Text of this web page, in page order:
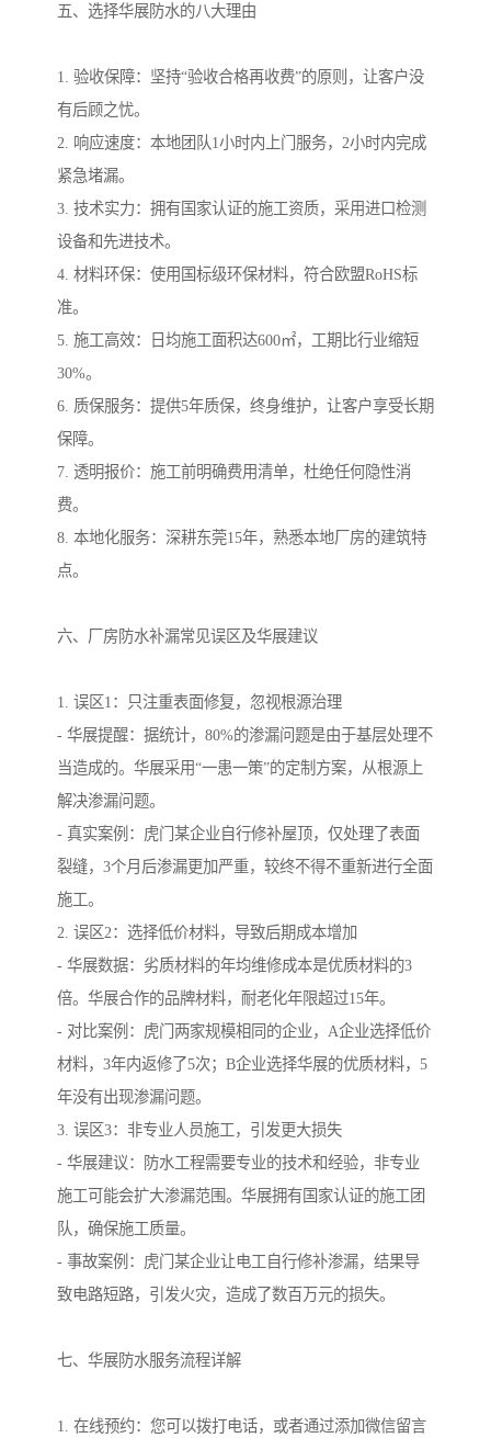
五、选择华展防水的八大理由
1. 验收保障：坚持“验收合格再收费”的原则，让客户没
有后顾之忧。
2. 响应速度：本地团队1小时内上门服务，2小时内完成
紧急堵漏。
3. 技术实力：拥有国家认证的施工资质，采用进口检测
设备和先进技术。
4. 材料环保：使用国标级环保材料，符合欧盟RoHS标
准。
5. 施工高效：日均施工面积达600㎡，工期比行业缩短
30%。
6. 质保服务：提供5年质保，终身维护，让客户享受长期
保障。
7. 透明报价：施工前明确费用清单，杜绝任何隐性消
费。
8. 本地化服务：深耕东莞15年，熟悉本地厂房的建筑特
点。
六、厂房防水补漏常见误区及华展建议
1. 误区1：只注重表面修复，忽视根源治理
- 华展提醒：据统计，80%的渗漏问题是由于基层处理不
当造成的。华展采用“一患一策”的定制方案，从根源上
解决渗漏问题。
- 真实案例：虎门某企业自行修补屋顶，仅处理了表面
裂缝，3个月后渗漏更加严重，较终不得不重新进行全面
施工。
2. 误区2：选择低价材料，导致后期成本增加
- 华展数据：劣质材料的年均维修成本是优质材料的3
倍。华展合作的品牌材料，耐老化年限超过15年。
- 对比案例：虎门两家规模相同的企业，A企业选择低价
材料，3年内返修了5次；B企业选择华展的优质材料，5
年没有出现渗漏问题。
3. 误区3：非专业人员施工，引发更大损失
- 华展建议：防水工程需要专业的技术和经验，非专业
施工可能会扩大渗漏范围。华展拥有国家认证的施工团
队，确保施工质量。
- 事故案例：虎门某企业让电工自行修补渗漏，结果导
致电路短路，引发火灾，造成了数百万元的损失。
七、华展防水服务流程详解
1. 在线预约：您可以拨打电话，或者通过添加微信留言